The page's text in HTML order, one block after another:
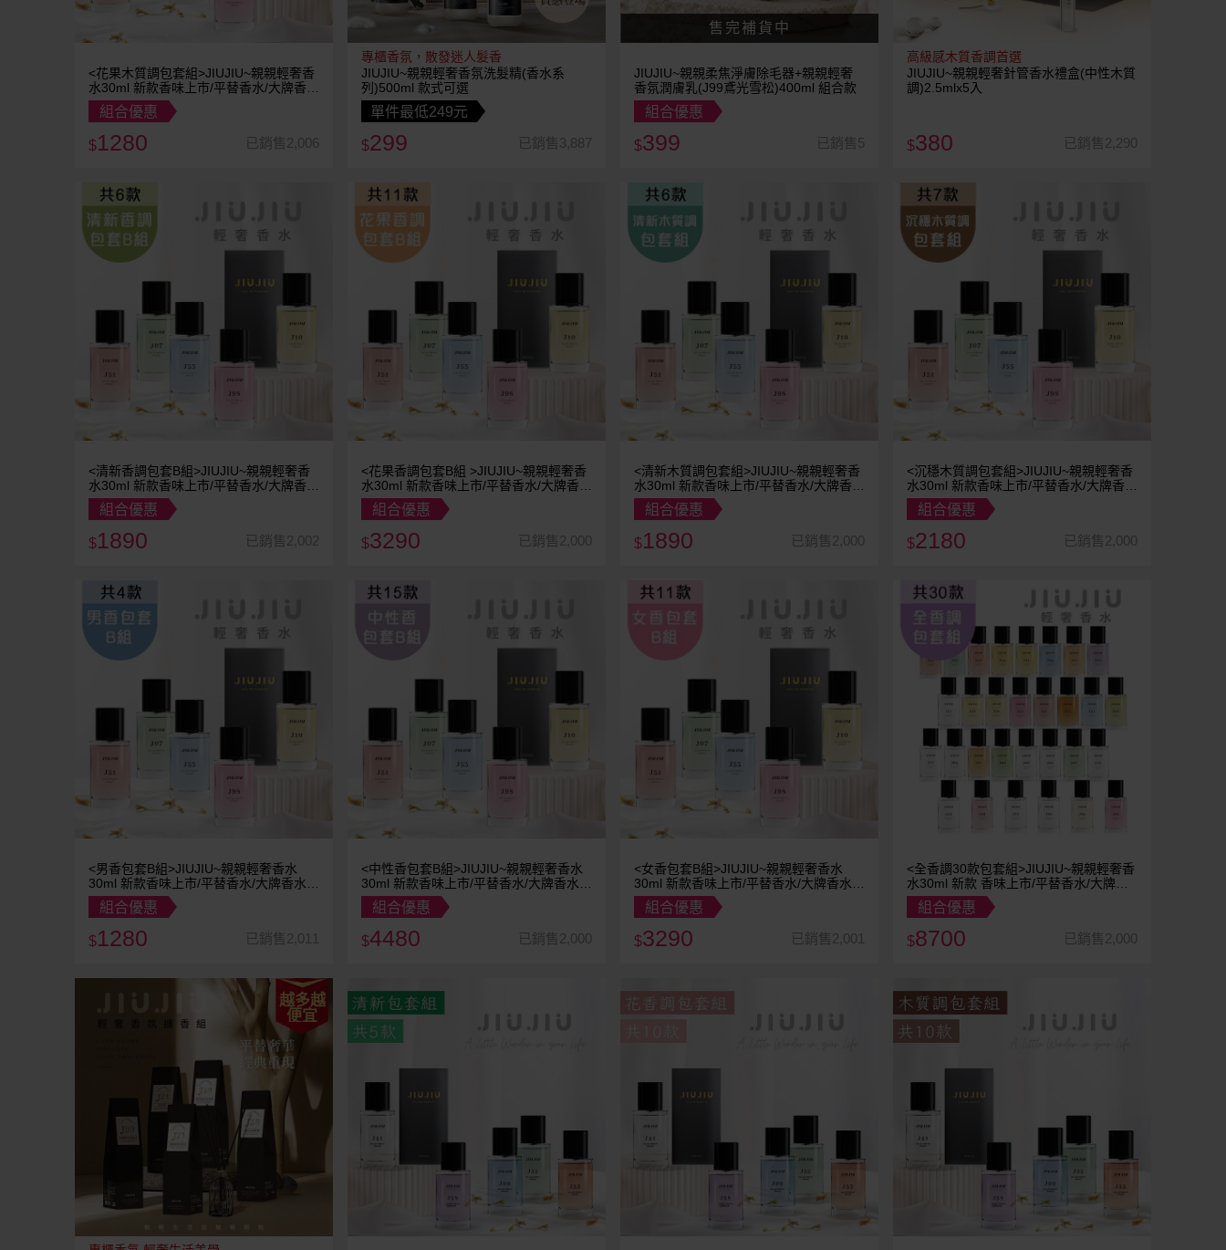
<花果木質調包套組>JIUJIU~親親輕奢香
水30ml 新款香味上市/平替香水/大牌香
水/大牌平替
組合優惠
$1280 已銷售2,006
專櫃香氛，散發迷人髮香
JIUJIU~親親輕奢香氛洗髮精(香水系
列)500ml 款式可選
單件最低249元
$299 已銷售3,887
JIUJIU~親親柔焦淨膚除毛器+親親輕奢
香氛潤膚乳(J99鳶光雪松)400ml 組合款
組合優惠
$399 已銷售5
高級感木質香調首選
JIUJIU~親親輕奢針管香水禮盒(中性木質
調)2.5mlx5入
$380 已銷售2,290
<清新香調包套B組>JIUJIU~親親輕奢香
水30ml 新款香味上市/平替香水/大牌香
水/大牌平替
組合優惠
$1890 已銷售2,002
<花果香調包套B組 >JIUJIU~親親輕奢香
水30ml 新款香味上市/平替香水/大牌香
水/大牌平替
組合優惠
$3290 已銷售2,000
<清新木質調包套組>JIUJIU~親親輕奢香
水30ml 新款香味上市/平替香水/大牌香
水/大牌平替
組合優惠
$1890 已銷售2,000
<沉穩木質調包套組>JIUJIU~親親輕奢香
水30ml 新款香味上市/平替香水/大牌香
水/大牌平替
組合優惠
$2180 已銷售2,000
<男香包套B組>JIUJIU~親親輕奢香水
30ml 新款香味上市/平替香水/大牌香水/
大牌平替
組合優惠
$1280 已銷售2,011
<中性香包套B組>JIUJIU~親親輕奢香水
30ml 新款香味上市/平替香水/大牌香水/
大牌平替
組合優惠
$4480 已銷售2,000
<女香包套B組>JIUJIU~親親輕奢香水
30ml 新款香味上市/平替香水/大牌香水/
大牌平替
組合優惠
$3290 已銷售2,001
<全香調30款包套組>JIUJIU~親親輕奢香
水30ml 新款 香味上市/平替香水/大牌香
水/大牌平替
組合優惠
$8700 已銷售2,000
越多越
便宜